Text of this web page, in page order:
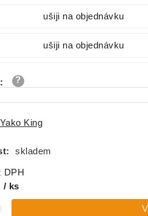
ušiji na objednávku
ušiji na objednávku
:
Yako King
skladem
DPH
ks